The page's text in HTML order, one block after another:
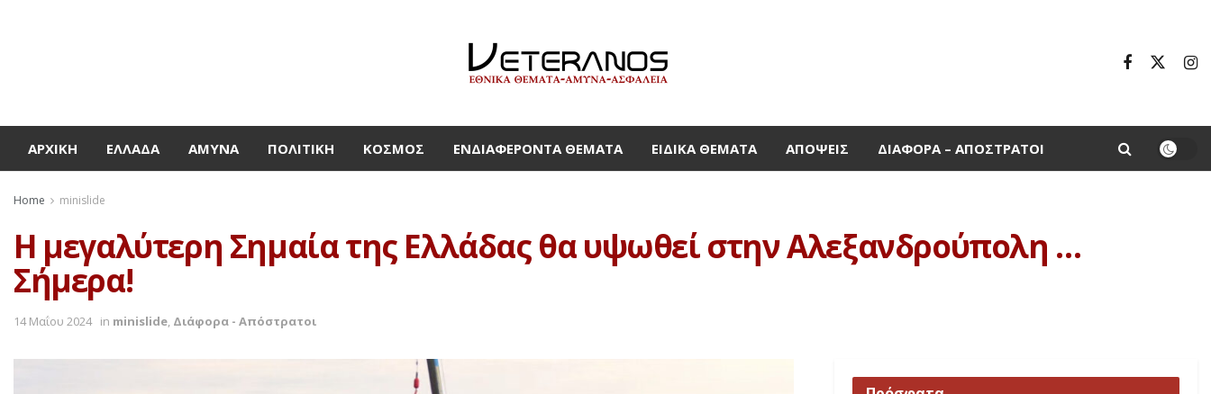
ΑΡΧΙΚΉ ΕΛΛΆΔΑ ΆΜΥΝΑ ΠΟΛΙΤΙΚΉ ΚΌΣΜΟΣ ΕΝΔΙΑΦΈΡΟΝΤΑ ΘΈΜΑΤΑ ΕΙΔΙΚΆ ΘΈΜΑΤΑ ΑΠΌΨΕΙΣ ΔΙΆΦΟΡΑ – ΑΠΌΣΤΡΑΤΟΙ
Home minislide
Η μεγαλύτερη Σημαία της Ελλάδας θα υψωθεί στην Αλεξανδρούπολη …
Σήμερα!
14 Μαΐου 2024 in minislide, Διάφορα - Απόστρατοι